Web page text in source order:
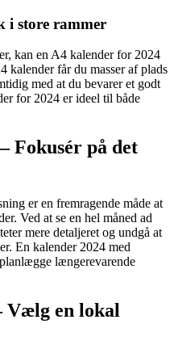
i store rammer
kan en A4 kalender for 2024
kalender får du masser af plads
med at du bevarer et godt
for 2024 er ideel til både
Fokusér på det
er en fremragende måde at
Ved at se en hel måned ad
mere detaljeret og undgå at
En kalender 2024 med
længerevarende
Vælg en lokal